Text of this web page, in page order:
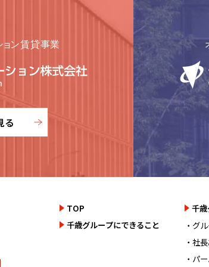
る
TOP
千歳グループにできること
千
・グ
・社
・パ